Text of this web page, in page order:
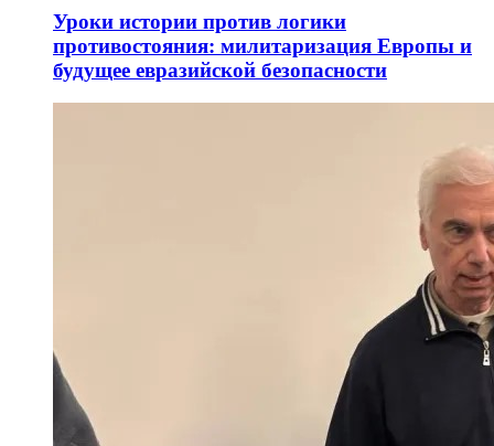
Уроки истории против логики
противостояния: милитаризация Европы и
будущее евразийской безопасности